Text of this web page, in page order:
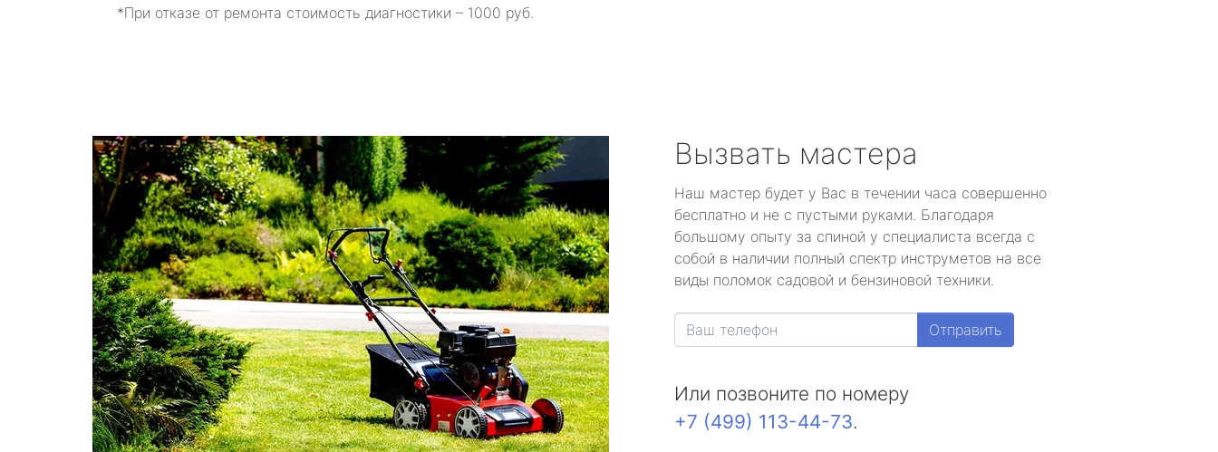
*При отказе от ремонта стоимость диагностики – 1000 руб.
Вызвать мастера
Наш мастер будет у Вас в течении часа совершенно
бесплатно и не с пустыми руками. Благодаря
большому опыту за спиной у специалиста всегда с
собой в наличии полный спектр инструметов на все
виды поломок садовой и бензиновой техники.
Отправить
Или позвоните по номеру
+7 (499) 113-44-73.